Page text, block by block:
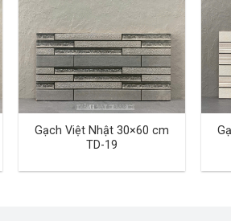
Gạch Việt Nhật 30×60 cm
TD-19